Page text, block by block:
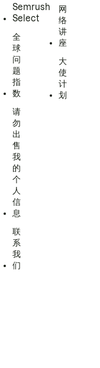
Semrush
Select
全
球
问
题
指
数
请
勿
出
售
我
的
个
人
信
息
联
系
我
们
网
络
讲
座
大
使
计
划